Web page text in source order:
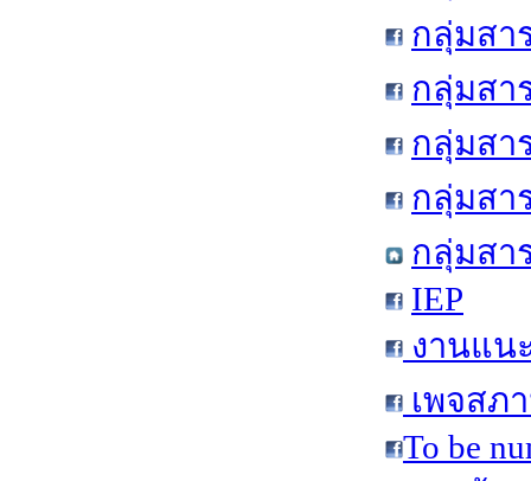
กลุ่มสา
กลุ่มสา
กลุ่มสา
กลุ่มสา
กลุ่มสา
IEP
งานแน
เพจสภ
To be